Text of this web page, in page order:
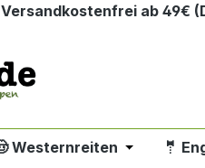
ab 49€
Schließe das Dropdown
Westernreiten Öffne oder
🤵